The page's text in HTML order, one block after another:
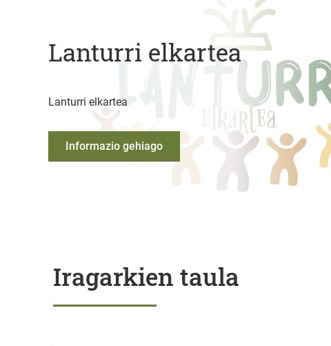
Lanturri elkartea
Lanturri elkartea
Informazio gehiago
Iragarkien taula